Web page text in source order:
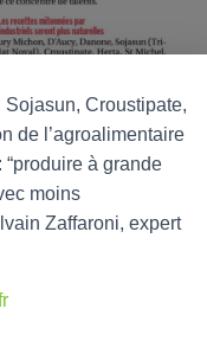
Croustipate,
de l’agroalimentaire
à grande
moins
Zaffaroni, expert